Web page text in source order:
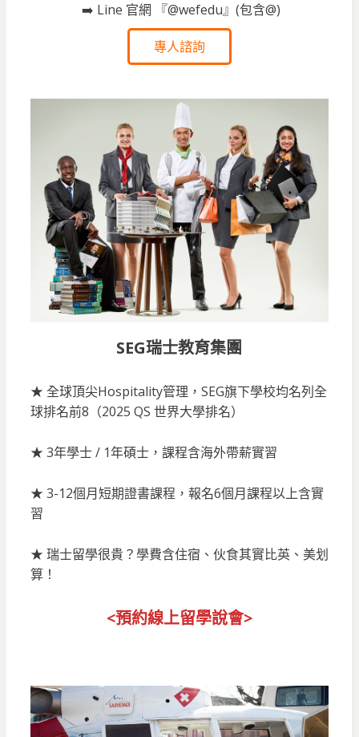
➡️ Line 官網 『@wefedu』(包含@)
專人諮詢
SEG瑞士教育集團
★ 全球頂尖Hospitality管理，SEG旗下學校均名列全
球排名前8（2025 QS 世界大學排名）
★ 3年學士 / 1年碩士，課程含海外帶薪實習
★ 3-12個月短期證書課程，報名6個月課程以上含實
習
★ 瑞士留學很貴？學費含住宿、伙食其實比英、美划
算！
<預約線上留學說會>